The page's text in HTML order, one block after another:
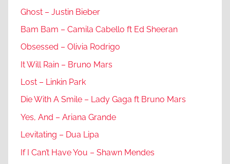
Ghost – Justin Bieber
Bam Bam – Camila Cabello ft Ed Sheeran
Obsessed – Olivia Rodrigo
It Will Rain – Bruno Mars
Lost – Linkin Park
Die With A Smile – Lady Gaga ft Bruno Mars
Yes, And – Ariana Grande
Levitating – Dua Lipa
If I Can’t Have You – Shawn Mendes